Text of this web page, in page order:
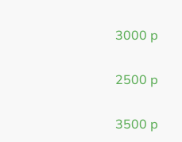
3000 р
2500 р
3500 р